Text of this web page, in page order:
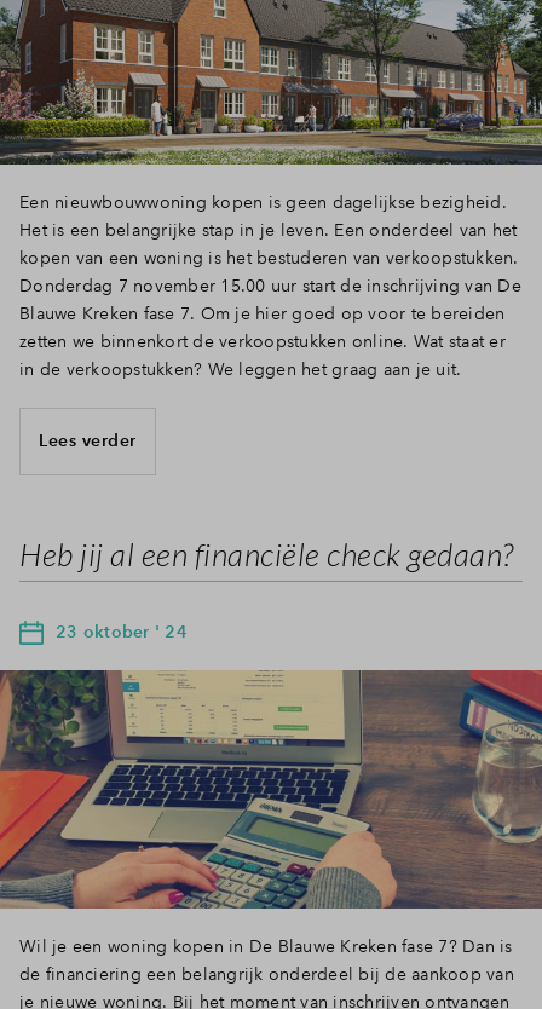
Een nieuwbouwwoning kopen is geen dagelijkse bezigheid.
Het is een belangrijke stap in je leven. Een onderdeel van het
kopen van een woning is het bestuderen van verkoopstukken.
Donderdag 7 november 15.00 uur start de inschrijving van De
Blauwe Kreken fase 7. Om je hier goed op voor te bereiden
zetten we binnenkort de verkoopstukken online. Wat staat er
in de verkoopstukken? We leggen het graag aan je uit.
Lees verder
Heb jij al een financiële check gedaan?
23 oktober ' 24
Wil je een woning kopen in De Blauwe Kreken fase 7? Dan is
de financiering een belangrijk onderdeel bij de aankoop van
je nieuwe woning. Bij het moment van inschrijven ontvangen